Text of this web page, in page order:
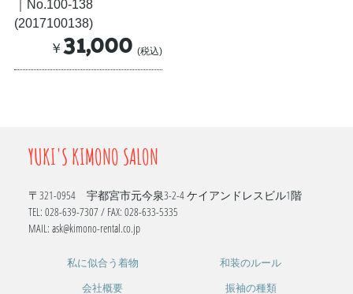
｜No.100-138
(2017100138)
￥31,000 (税込)
YUKI'S KIMONO SALON
〒321-0954 宇都宮市元今泉3-2-4 ケイアンドレスビル1階
TEL: 028-639-7307 / FAX: 028-633-5335
MAIL: ask@kimono-rental.co.jp
私に似合う着物
和装のルール
会社概要
振袖の種類